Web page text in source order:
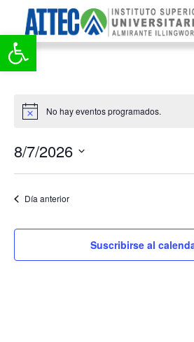
Abrir barra de
Aviso No hay eventos programados.
8/7/2026
Día anterior
Suscribirse al